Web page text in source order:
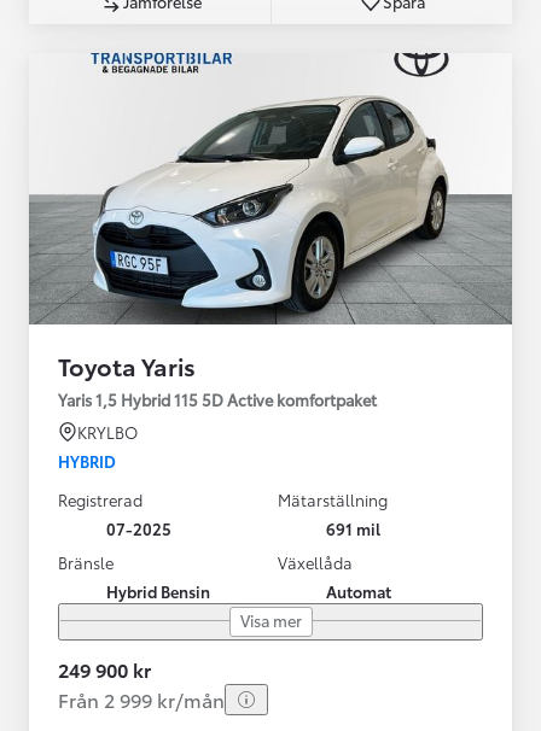
Toyota Yaris
Yaris 1,5 Hybrid 115 5D Active komfortpaket
KRYLBO
HYBRID
Registrerad
07-2025
Mätarställning
691 mil
Bränsle
Hybrid Bensin
Växellåda
Automat
Visa mer
249 900 kr
Från 2 999 kr/mån